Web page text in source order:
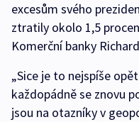
excesům svého
ztratily okolo 1,5
Komerční banky
„Sice je to nejspíše
každopádně se znovu
jsou na otazníky v